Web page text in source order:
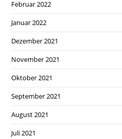
Februar 2022
Januar 2022
Dezember 2021
November 2021
Oktober 2021
September 2021
August 2021
Juli 2021